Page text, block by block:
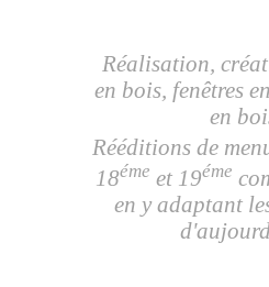
Réalisation,
en bois, fenêtres
en
Rééditions de
18éme et 19éme
en y adaptant